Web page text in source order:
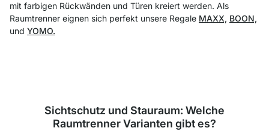
mit farbigen Rückwänden und Türen kreiert werden. Als
Raumtrenner eignen sich perfekt unsere Regale MAXX, BOON,
und YOMO.
Sichtschutz und Stauraum: Welche
Raumtrenner Varianten gibt es?